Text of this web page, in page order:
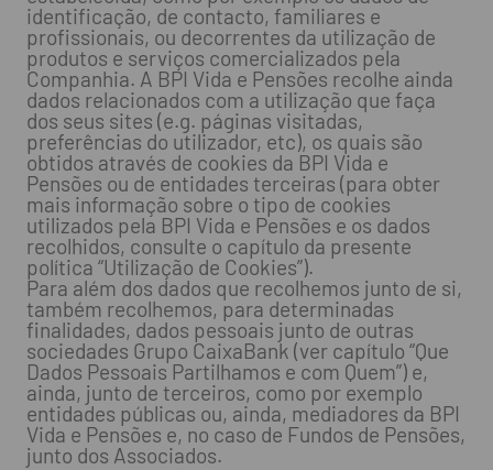
identificação, de contacto, familiares e
profissionais, ou decorrentes da utilização de
produtos e serviços comercializados pela
Companhia. A BPI Vida e Pensões recolhe ainda
dados relacionados com a utilização que faça
dos seus sites (e.g. páginas visitadas,
preferências do utilizador, etc), os quais são
obtidos através de cookies da BPI Vida e
Pensões ou de entidades terceiras (para obter
mais informação sobre o tipo de cookies
utilizados pela BPI Vida e Pensões e os dados
recolhidos, consulte o capítulo da presente
política “Utilização de Cookies”).
Para além dos dados que recolhemos junto de si,
também recolhemos, para determinadas
finalidades, dados pessoais junto de outras
sociedades Grupo CaixaBank (ver capítulo “Que
Dados Pessoais Partilhamos e com Quem”) e,
ainda, junto de terceiros, como por exemplo
entidades públicas ou, ainda, mediadores da BPI
Vida e Pensões e, no caso de Fundos de Pensões,
junto dos Associados.